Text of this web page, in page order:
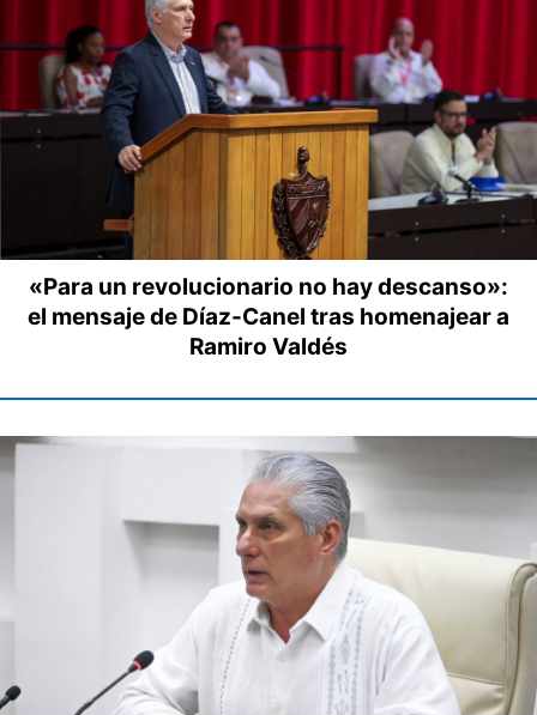
«Para un revolucionario no hay descanso»:
el mensaje de Díaz-Canel tras homenajear a
Ramiro Valdés